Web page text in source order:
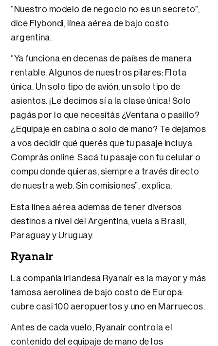
“Nuestro modelo de negocio no es un secreto”,
dice Flybondi, línea aérea de bajo costo
argentina.
“Ya funciona en decenas de países de manera
rentable. Algunos de nuestros pilares: Flota
única. Un solo tipo de avión, un solo tipo de
asientos. ¡Le decimos sí a la clase única! Solo
pagás por lo que necesitás ¿Ventana o pasillo?
¿Equipaje en cabina o solo de mano? Te dejamos
a vos decidir qué querés que tu pasaje incluya.
Comprás online. Sacá tu pasaje con tu celular o
compu donde quieras, siempre a través directo
de nuestra web. Sin comisiones”, explica.
Esta línea aérea además de tener diversos
destinos a nivel del Argentina, vuela a Brasil,
Paraguay y Uruguay.
Ryanair
La compañía irlandesa Ryanair es la mayor y más
famosa aerolínea de bajo costo de Europa:
cubre casi 100 aeropuertos y uno en Marruecos.
Antes de cada vuelo, Ryanair controla el
contenido del equipaje de mano de los